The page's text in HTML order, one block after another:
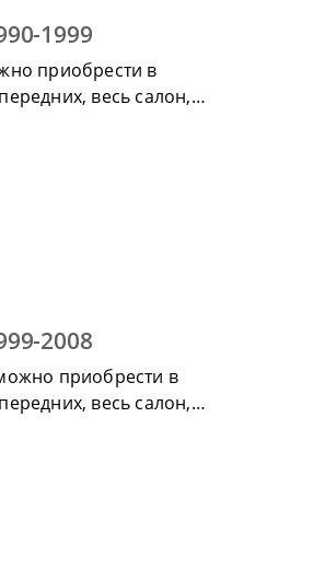
1999
приобрести в
весь салон,
2008
приобрести в
весь салон,